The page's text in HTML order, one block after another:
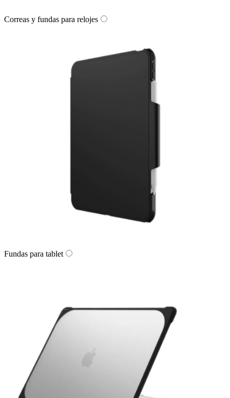
Correas y fundas para relojes
Fundas para tablet